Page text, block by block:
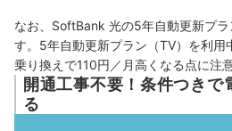
なお、SoftBank 光の5年自動更新プ
す。 5年自動更新プラン（TV） を利用
乗り換えで110円／月高くなる点に注
開通工事不要！条件つきで
る